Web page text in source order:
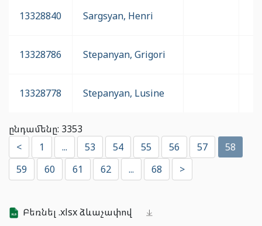
13328840 Sargsyan, Henri
13328786 Stepanyan, Grigori
13328778 Stepanyan, Lusine
ընդամենը: 3353
<
1 ... 53 54 55 56 57
58
59
60 61 62 ... 68 >
Բեռնել .xlsx ձևաչափով